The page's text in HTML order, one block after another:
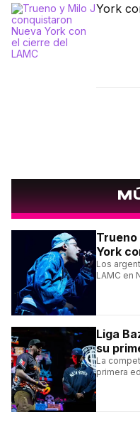
York
York
Los
LAMC en
Liga
su
La
primera